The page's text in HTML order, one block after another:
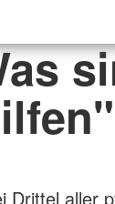
Drittel aller